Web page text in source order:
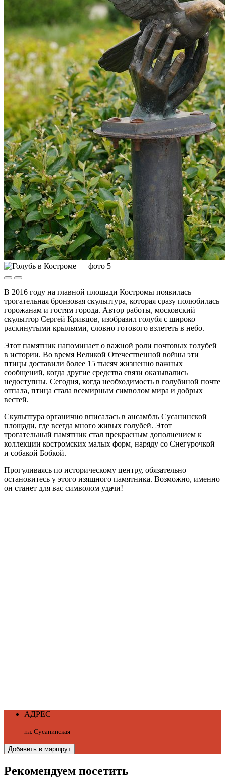
В 2016 году на главной площади Костромы появилась
трогательная бронзовая скульптура, которая сразу полюбилась
горожанам и гостям города. Автор работы, московский
скульптор Сергей Кривцов, изобразил голубя с широко
раскинутыми крыльями, словно готового взлететь в небо.
Этот памятник напоминает о важной роли почтовых голубей
в истории. Во время Великой Отечественной войны эти
птицы доставили более 15 тысяч жизненно важных
сообщений, когда другие средства связи оказывались
недоступны. Сегодня, когда необходимость в голубиной почте
отпала, птица стала всемирным символом мира и добрых
вестей.
Скульптура органично вписалась в ансамбль Сусанинской
площади, где всегда много живых голубей. Этот
трогательный памятник стал прекрасным дополнением к
коллекции костромских малых форм, наряду со Снегурочкой
и собакой Бобкой.
Прогуливаясь по историческому центру, обязательно
остановитесь у этого изящного памятника. Возможно, именно
он станет для вас символом удачи!
АДРЕС
пл. Сусанинская
Добавить в маршрут
Рекомендуем посетить